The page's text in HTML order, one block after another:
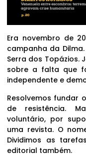
Era novembro de
campanha da Dilma.
Serra dos Topázios.
sobre a falta que
independente e
Resolvemos fundar
de resistência.
voluntário, por
uma revista. O
Dividimos as
editorial também.